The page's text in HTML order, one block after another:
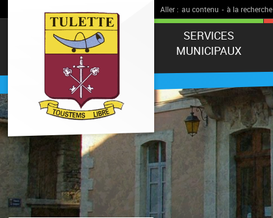
Aller : au contenu - à la recherche
SERVICES
MUNICIPAUX